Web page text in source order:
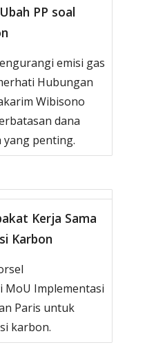
PP soal
emisi gas
Hubungan
Wibisono
dana
yang penting.
Kerja Sama
Karbon
MoU Implementasi
Paris untuk
karbon.